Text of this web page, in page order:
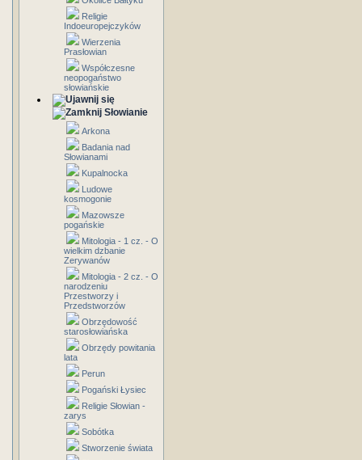
Religie
Indoeuropejczyków
Wierzenia
Prasłowian
Współczesne
neopogaństwo
słowiańskie
Słowianie
Arkona
Badania nad
Słowianami
Kupalnocka
Ludowe
kosmogonie
Mazowsze
pogańskie
Mitologia - 1 cz. - O
wielkim dzbanie
Zerywanów
Mitologia - 2 cz. - O
narodzeniu
Przestworzy i
Przedstworzów
Obrzędowość
starosłowiańska
Obrzędy powitania
lata
Perun
Pogański Łysiec
Religie Słowian -
zarys
Sobótka
Stworzenie świata